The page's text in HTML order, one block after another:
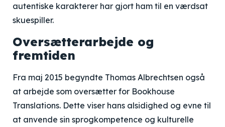
autentiske karakterer har gjort ham til en værdsat
skuespiller.
Oversætterarbejde og
fremtiden
Fra maj 2015 begyndte Thomas Albrechtsen også
at arbejde som oversætter for Bookhouse
Translations. Dette viser hans alsidighed og evne til
at anvende sin sprogkompetence og kulturelle